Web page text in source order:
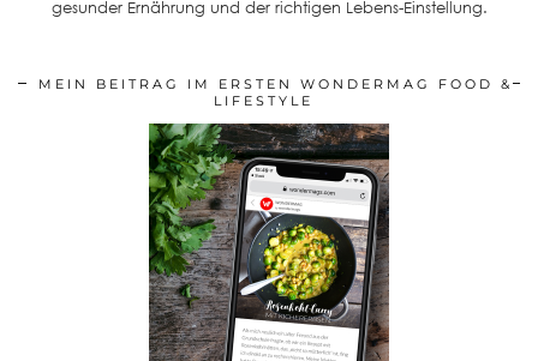
gesunder Ernährung und der richtigen Lebens-Einstellung.
MEIN BEITRAG IM ERSTEN WONDERMAG FOOD &
LIFESTYLE